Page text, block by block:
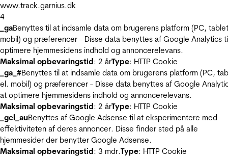
www.track.garnius.dk
4
_gaBenyttes til at indsamle data om brugerens platform (PC,
mobil) og præferencer - Disse data benyttes af Google Analytics
optimere hjemmesidens indhold og annoncerelevans.
Maksimal opbevaringstid: 2 årType: HTTP Cookie
_ga_#Benyttes til at indsamle data om brugerens platform (PC,
el. mobil) og præferencer - Disse data benyttes af Google
at optimere hjemmesidens indhold og annoncerelevans.
Maksimal opbevaringstid: 2 årType: HTTP Cookie
_gcl_auBenyttes af Google Adsense til at eksperimentere med
effektiviteten af deres annoncer. Disse finder sted på alle
hjemmesider der benytter Google Adsense.
Maksimal opbevaringstid: 3 mdr.Type: HTTP Cookie